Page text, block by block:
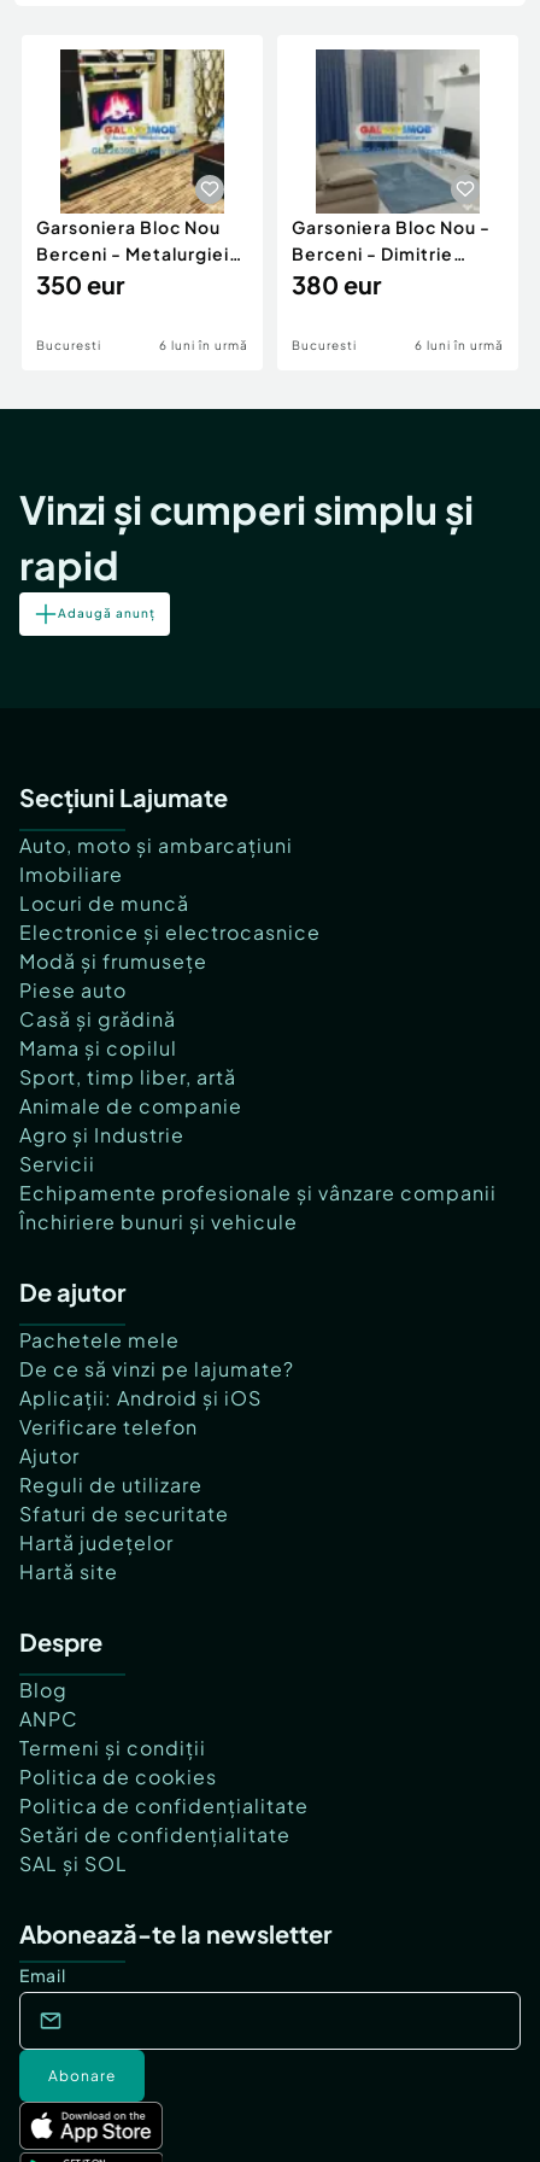
Animale de companie
Afaceri și echipamente profesionale
Inchiriere Bunuri si Vehicule
Piese auto si accesorii
Dacia Duster
Garsoniera Bloc Nou
Berceni - Metalurgiei
Park - Postalionul
350 eur
Bucuresti 6 luni în urmă
Garsoniera Bloc Nou -
Berceni - Dimitrie
Leonida
380 eur
Bucuresti 6 luni în urmă
Vinzi și cumperi simplu și
rapid
Adaugă anunț
Secțiuni Lajumate
Auto, moto și ambarcațiuni
Imobiliare
Locuri de muncă
Electronice și electrocasnice
Modă și frumusețe
Piese auto
Casă și grădină
Mama și copilul
Sport, timp liber, artă
Animale de companie
Agro și Industrie
Servicii
Echipamente profesionale și vânzare companii
Închiriere bunuri și vehicule
De ajutor
Pachetele mele
De ce să vinzi pe lajumate?
Aplicații: Android și iOS
Verificare telefon
Ajutor
Reguli de utilizare
Sfaturi de securitate
Hartă județelor
Hartă site
Despre
Blog
ANPC
Termeni și condiții
Politica de cookies
Politica de confidențialitate
Setări de confidențialitate
SAL și SOL
Abonează-te la newsletter
Email
Abonare